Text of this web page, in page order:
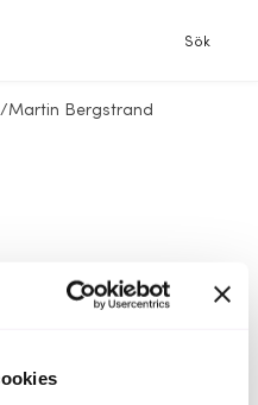
Sök
/Martin Bergstrand